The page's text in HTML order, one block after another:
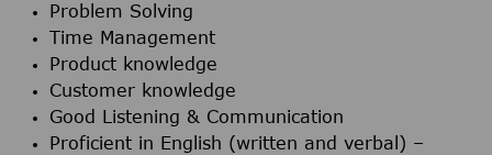
Problem Solving
Time Management
Product knowledge
Customer knowledge
Good Listening & Communication
Proficient in English (written and verbal) –